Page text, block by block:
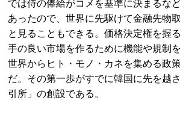
では侍の俸給がコメを基準に決まるな
あったので、世界に先駆けて金融先物
と見ることもできる。価格決定権を握
手の良い市場を作るために機能や規制
世界からヒト・モノ・カネを集める政
だ。その第一歩がすでに韓国に先を越
引所」の創設である。